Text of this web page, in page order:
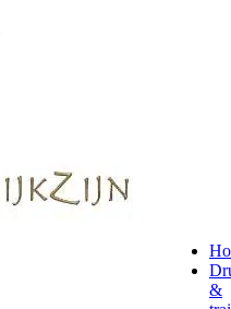
&